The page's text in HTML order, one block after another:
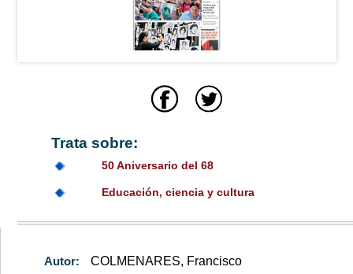
Trata sobre:
50 Aniversario del 68
Educación, ciencia y cultura
Autor:
COLMENARES, Francisco